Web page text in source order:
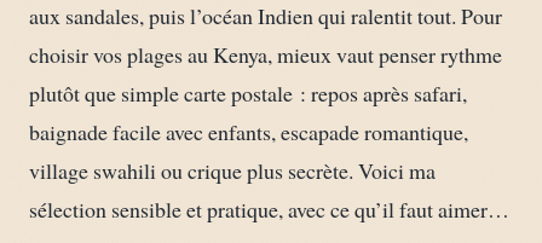
aux sandales, puis l’océan Indien qui ralentit tout. Pour
choisir vos plages au Kenya, mieux vaut penser rythme
plutôt que simple carte postale : repos après safari,
baignade facile avec enfants, escapade romantique,
village swahili ou crique plus secrète. Voici ma
sélection sensible et pratique, avec ce qu’il faut aimer…